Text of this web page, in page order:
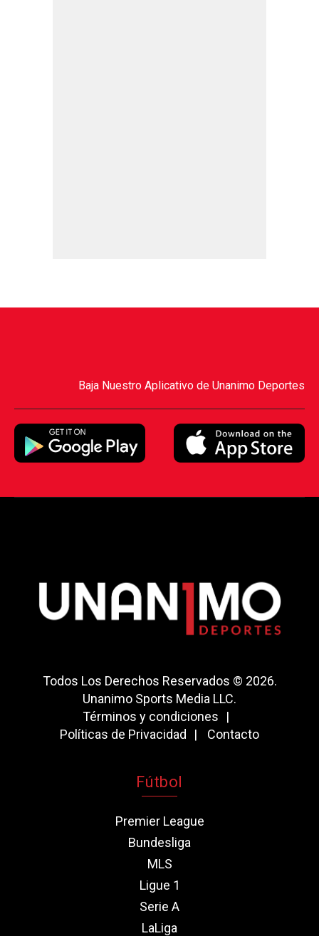
Baja Nuestro Aplicativo de Unanimo Deportes
Todos Los Derechos Reservados © 2026.
Unanimo Sports Media LLC.
Términos y condiciones
Políticas de Privacidad
Contacto
Fútbol
Premier League
Bundesliga
MLS
Ligue 1
Serie A
LaLiga